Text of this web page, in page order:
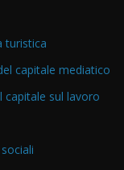
turistica
capitale mediatico
capitale sul lavoro